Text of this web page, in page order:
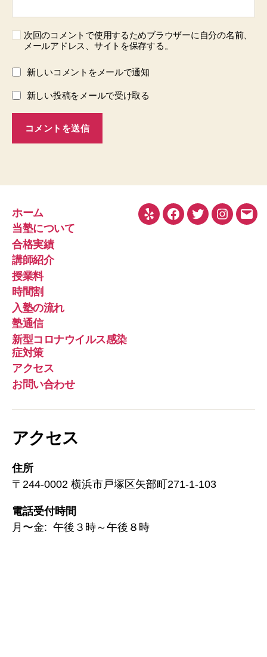
次回のコメントで使用するためブラウザーに自分の名前、
メールアドレス、サイトを保存する。
新しいコメントをメールで通知
新しい投稿をメールで受け取る
ホーム
当塾について
合格実績
講師紹介
授業料
時間割
入塾の流れ
塾通信
新型コロナウイルス感染
症対策
アクセス
お問い合わせ
Yelp Facebook
Twitter
メ
アクセス
住所
〒244-0002 横浜市戸塚区矢部町271-1-103
電話受付時間
月〜金: 午後３時～午後８時